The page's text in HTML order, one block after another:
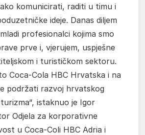
komunicirati, raditi u timu i
ideje. Danas diljem
profesionalci kojima smo
prve i, vjerujem, uspješne
i turističkom sektoru.
Coca-Cola HBC Hrvatska i na
podržati razvoj hrvatskog
istaknuo je Igor
Odjela za korporativne
u Coca-Coli HBC Adria i